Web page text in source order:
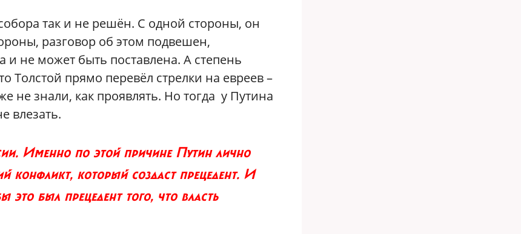
так и не решён. С одной стороны, он
разговор об этом подвешен,
и не может быть поставлена. А степень
Толстой прямо перевёл стрелки на евреев –
не знали, как проявлять. Но тогда у Путина
влезать.
Именно по этой причине Путин лично
конфликт, который создаст прецедент. И
это был прецедент того, что власть